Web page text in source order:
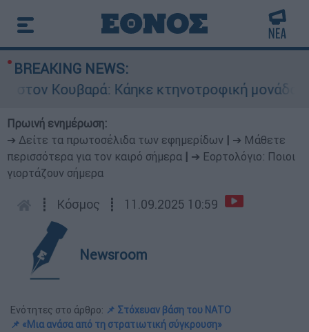
BREAKING NEWS:
Κουβαρά: Κάηκε κτηνοτροφική μονάδα -
Πρωινή ενημέρωση:
➔ Δείτε τα πρωτοσέλιδα των εφημερίδων
➔ Μάθετε
περισσότερα για τον καιρό σήμερα
➔ Εορτολόγιο: Ποιοι
γιορτάζουν σήμερα
┋ Κόσμος ┋ 11.09.2025 10:59
Newsroom
Ενότητες στο άρθρο: 📌 Στόχευαν βάση του ΝΑΤΟ
📌 «Μια ανάσα από τη στρατιωτική σύγκρουση»